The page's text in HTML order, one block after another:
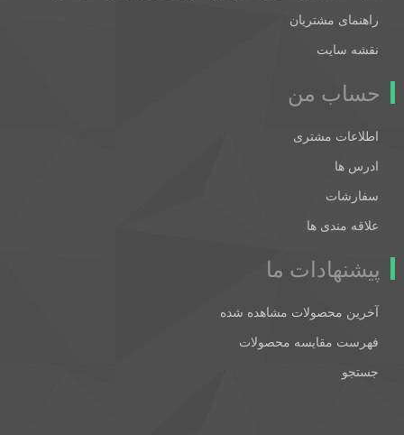
راهنمای مشتریان
نقشه سایت
حساب من
اطلاعات مشتری
ادرس ها
سفارشات
علاقه مندی ها
پیشنهادات ما
آخرین محصولات مشاهده شده
فهرست مقایسه محصولات
جستجو